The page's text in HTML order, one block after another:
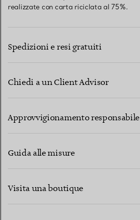
realizzate con carta riciclata al 75%.
Spedizioni e resi gratuiti
Chiedi a un Client Advisor
Approvvigionamento responsabile
Guida alle misure
Visita una boutique